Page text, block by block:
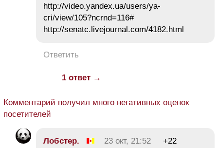
http://video.yandex.ua/users/ya-
cri/view/105?ncrnd=116#
http://senatc.livejournal.com/4182.html
Ответить
1 ответ →
Комментарий получил много негативных оценок
посетителей
Лобстер. 23 окт, 21:52
+22